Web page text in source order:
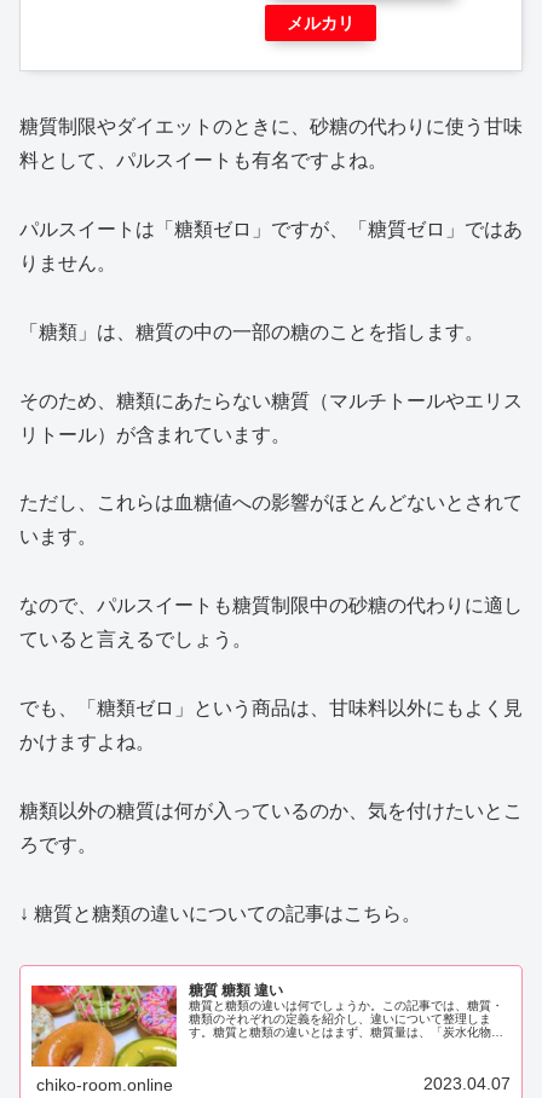
メルカリ
糖質制限やダイエットのときに、砂糖の代わりに使う甘味
料として、パルスイートも有名ですよね。
パルスイートは「糖類ゼロ」ですが、「糖質ゼロ」ではあ
りません。
「糖類」は、糖質の中の一部の糖のことを指します。
そのため、糖類にあたらない糖質（マルチトールやエリス
リトール）が含まれています。
ただし、これらは血糖値への影響がほとんどないとされて
います。
なので、パルスイートも糖質制限中の砂糖の代わりに適し
ていると言えるでしょう。
でも、「糖類ゼロ」という商品は、甘味料以外にもよく見
かけますよね。
糖類以外の糖質は何が入っているのか、気を付けたいとこ
ろです。
↓ 糖質と糖類の違いについての記事はこちら。
糖質 糖類 違い
糖質と糖類の違いは何でしょうか。この記事では、糖質・
糖類のそれぞれの定義を紹介し、違いについて整理しま
す。糖質と糖類の違いとはまず、糖質量は、「炭水化物量
chiko-room.online 2023.04.07